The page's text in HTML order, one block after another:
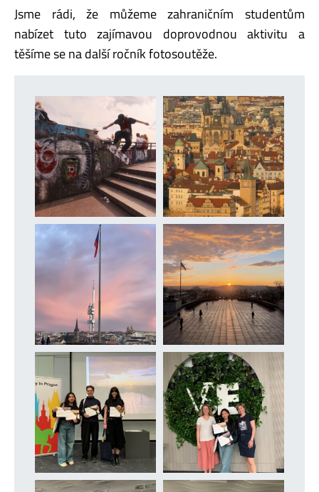
Jsme rádi, že můžeme zahraničním studentům
nabízet tuto zajímavou doprovodnou aktivitu a
těšíme se na další ročník fotosoutěže.